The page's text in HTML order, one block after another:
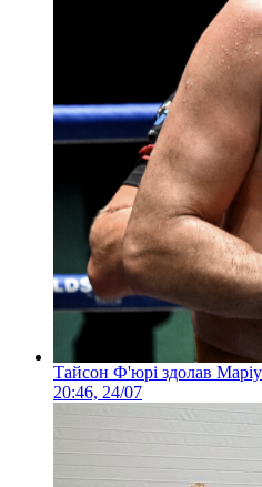
Тайсон Ф'юрі здолав
20:46, 24/07